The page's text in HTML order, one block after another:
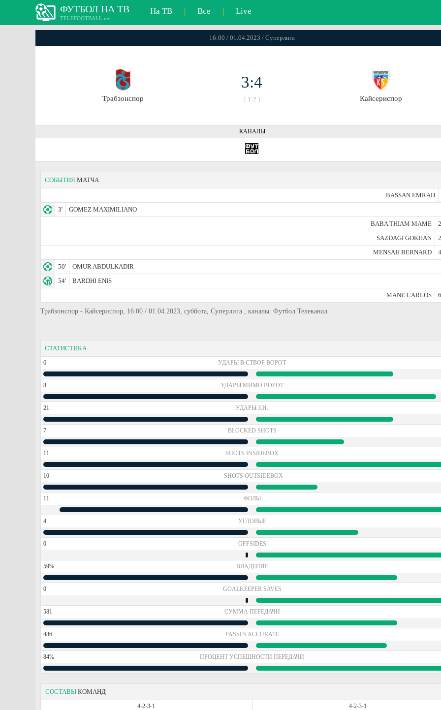
ФУТБОЛ НА ТВ
TELEFOOTBALL.net
На ТВ | Все | Live
16:00 / 01.04.2023 / Суперлига
Трабзонспор
3:4
[ 1:2 ] Кайсериспор
КАНАЛЫ
СОБЫТИЯ МАТЧА
BASSAN EMRAH
3'
GOMEZ MAXIMILIANO
BABA THIAM MAME
SAZDAGI GOKHAN
MENSAH BERNARD
50'
OMUR ABDULKADIR
54'
BARDHI ENIS
MANE CARLOS
Трабзонспор - Кайсериспор, 16:00 / 01.04.2023, суббота, Суперлига , каналы: Футбол Телеканал
СТАТИСТИКА
6 УДАРЫ В СТВОР ВОРОТ
8 УДАРЫ МИМО ВОРОТ
21 УДАРЫ З.И.
7 BLOCKED SHOTS
11 SHOTS INSIDEBOX
10 SHOTS OUTSIDEBOX
11 ФОЛЫ
4 УГЛОВЫЕ
0 OFFSIDES
59% ВЛАДЕНИЕ
0 GOALKEEPER SAVES
581 СУММА ПЕРЕДАЧИ
486 PASSES ACCURATE
84% ПРОЦЕНТ УСПЕШНОСТИ ПЕРЕДАЧИ
СОСТАВЫ КОМАНД
4-2-3-1
4-2-3-1